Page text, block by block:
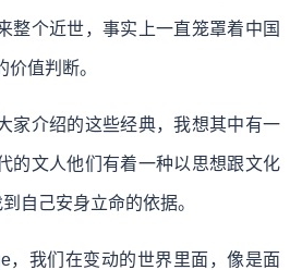
整个近世，事实上一直笼罩着中国
值判断。
家介绍的这些经典，我想其中有一
的文人他们有着一种以思想跟文化
自己安身立命的依据。
，我们在变动的世界里面，像是面